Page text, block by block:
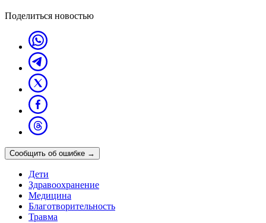
Поделиться новостью
Сообщить об ошибке →
Дети
Здравоохранение
Медицина
Благотворительность
Травма